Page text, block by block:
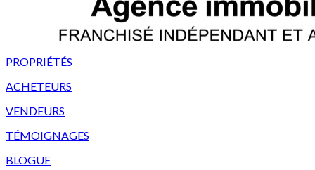
PROPRIÉTÉS
ACHETEURS
VENDEURS
TÉMOIGNAGES
BLOGUE